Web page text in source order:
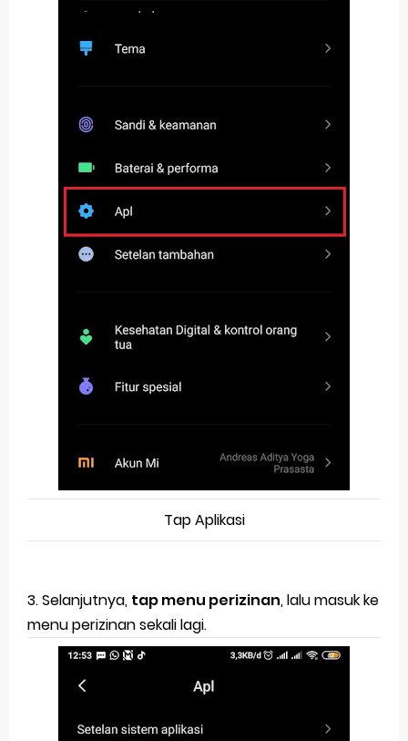
Tap Aplikasi
3. Selanjutnya, tap menu perizinan, lalu masuk ke
menu perizinan sekali lagi.